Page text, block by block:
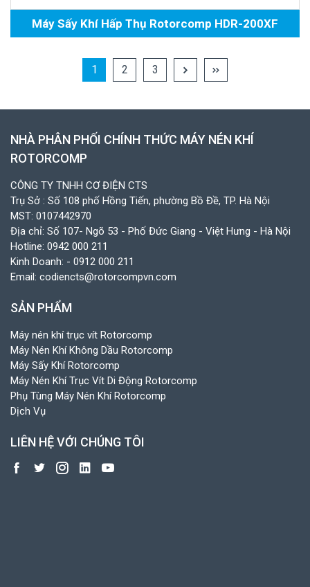
Máy Sấy Khí Hấp Thụ Rotorcomp HDR-200XF
1 2 3
NHÀ PHÂN PHỐI CHÍNH THỨC MÁY NÉN KHÍ
ROTORCOMP
CÔNG TY TNHH CƠ ĐIỆN CTS
Trụ Sở : Số 108 phố Hồng Tiến, phường Bồ Đề, TP. Hà Nội
MST: 0107442970
Địa chỉ: Số 107- Ngõ 53 - Phố Đức Giang - Việt Hưng - Hà Nội
Hotline: 0942 000 211
Kinh Doanh: - 0912 000 211
Email: codiencts@rotorcompvn.com
SẢN PHẨM
Máy nén khí trục vít Rotorcomp
Máy Nén Khí Không Dầu Rotorcomp
Máy Sấy Khí Rotorcomp
Máy Nén Khí Trục Vít Di Động Rotorcomp
Phụ Tùng Máy Nén Khí Rotorcomp
Dịch Vụ
LIÊN HỆ VỚI CHÚNG TÔI